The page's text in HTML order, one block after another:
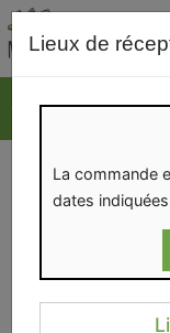
Lieux de
La commande
dates